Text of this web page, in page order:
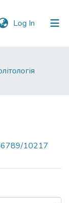
Log In (current)
10217